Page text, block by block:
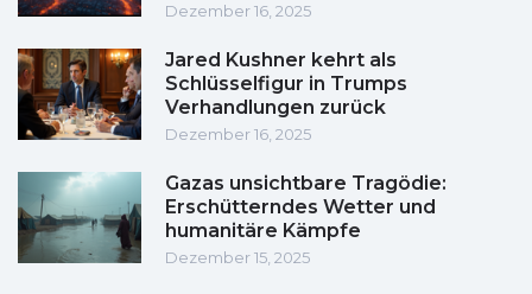
Dezember 16, 2025
Jared Kushner kehrt als
Schlüsselfigur in Trumps
Verhandlungen zurück
Dezember 16, 2025
Gazas unsichtbare Tragödie:
Erschütterndes Wetter und
humanitäre Kämpfe
Dezember 15, 2025